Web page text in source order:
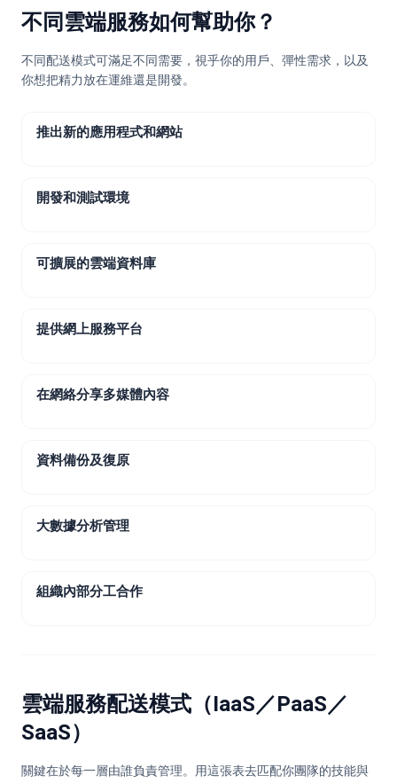
不同雲端服務如何幫助你？
不同配送模式可滿足不同需要，視乎你的用戶、彈性需求，以及
你想把精力放在運維還是開發。
推出新的應用程式和網站
開發和測試環境
可擴展的雲端資料庫
提供網上服務平台
在網絡分享多媒體內容
資料備份及復原
大數據分析管理
組織內部分工合作
雲端服務配送模式（IaaS／PaaS／
SaaS）
關鍵在於每一層由誰負責管理。用這張表去匹配你團隊的技能與